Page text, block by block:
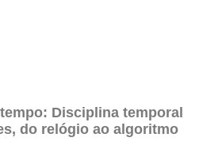
Disciplina temporal
do relógio ao algoritmo